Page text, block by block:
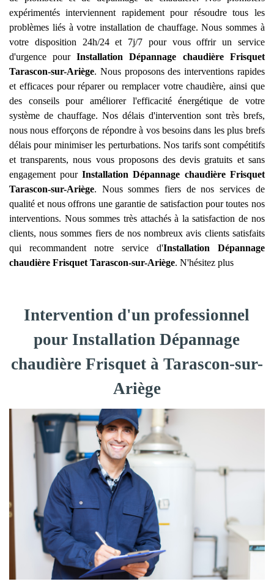
expérimentés interviennent rapidement pour résoudre tous les
problèmes liés à votre installation de chauffage. Nous sommes à
votre disposition 24h/24 et 7j/7 pour vous offrir un service
d'urgence pourInstallation Dépannage chaudière Frisquet
Tarascon-sur-Ariège. Nous proposons des interventions rapides
et efficaces pour réparer ou remplacer votre chaudière, ainsi que
des conseils pour améliorer l'efficacité énergétique de votre
système de chauffage. Nos délais d'intervention sont très brefs,
nous nous efforçons de répondre à vos besoins dans les plus brefs
délais pour minimiser les perturbations. Nos tarifs sont compétitifs
et transparents, nous vous proposons des devis gratuits et sans
engagement pourInstallation Dépannage chaudière Frisquet
Tarascon-sur-Ariège. Nous sommes fiers de nos services de
qualité et nous offrons une garantie de satisfaction pour toutes nos
interventions. Nous sommes très attachés à la satisfaction de nos
clients, nous sommes fiers de nos nombreux avis clients satisfaits
qui recommandent notre service d'Installation Dépannage
chaudière Frisquet Tarascon-sur-Ariège. N'hésitez plus
Intervention d'un professionnel
pour Installation Dépannage
chaudière Frisquet à Tarascon-sur-
Ariège